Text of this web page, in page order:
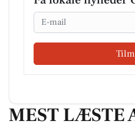
Email
MEST LÆSTE